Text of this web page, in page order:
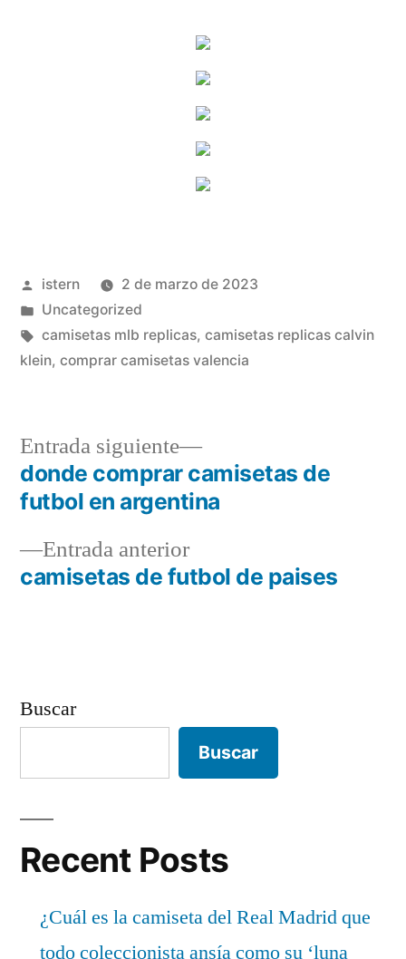
Publicado
por
istern
2 de marzo de 2023
Publicado
en
Uncategorized
Etiquetas:
camisetas mlb replicas, camisetas replicas calvin
klein, comprar camisetas valencia
Navegación
entradas
Entrada anteriorEntrada
anterior:
camisetas de futbol de paises
Entrada siguiente
Entrada
siguiente:
donde comprar camisetas de
futbol en argentina
Buscar
Buscar
Recent Posts
¿Cuál es la camiseta del Real Madrid que
todo coleccionista ansía como su ‘luna